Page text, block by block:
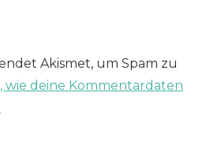
Akismet, um Spam zu
wie deine Kommentardaten